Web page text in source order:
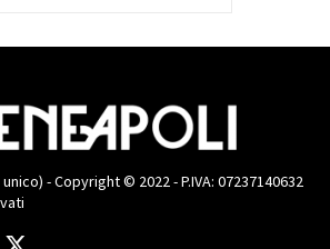
- Copyright © 2022 - P.IVA: 07237140632